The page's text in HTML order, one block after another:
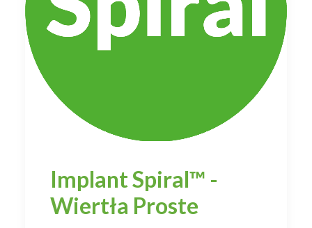
Implant Spiral™ -
Wiertła Proste